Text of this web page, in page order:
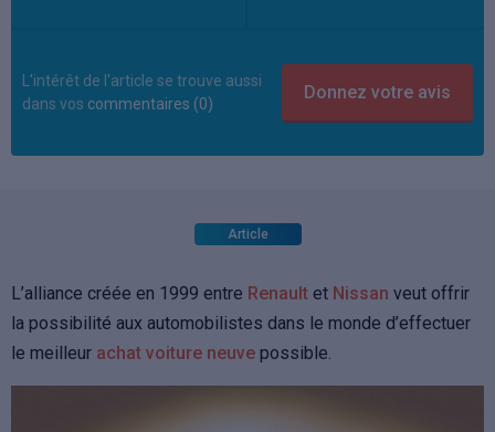
L'intérêt de l'article se trouve aussi
dans vos commentaires (0)
Article
L’alliance créée en 1999 entre Renault et Nissan veut offrir
la possibilité aux automobilistes dans le monde d’effectuer
le meilleur achat voiture neuve possible.